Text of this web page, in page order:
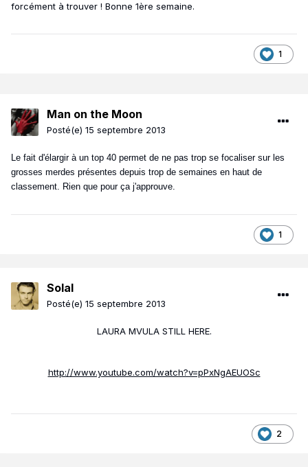
forcément à trouver ! Bonne 1ère semaine.
1
Man on the Moon
Posté(e) 15 septembre 2013
Le fait d'élargir à un top 40 permet de ne pas trop se focaliser sur les
grosses merdes présentes depuis trop de semaines en haut de
classement. Rien que pour ça j'approuve.
1
Solal
Posté(e) 15 septembre 2013
LAURA MVULA STILL HERE.
http://www.youtube.com/watch?v=pPxNgAEUOSc
2